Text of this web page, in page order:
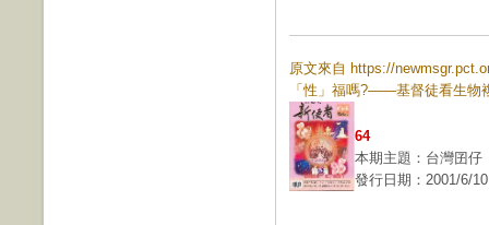
原文來自 https://
「性」福嗎?——基督徒看生物
64
本期主題：台灣囝
發行日期：2001/6/10